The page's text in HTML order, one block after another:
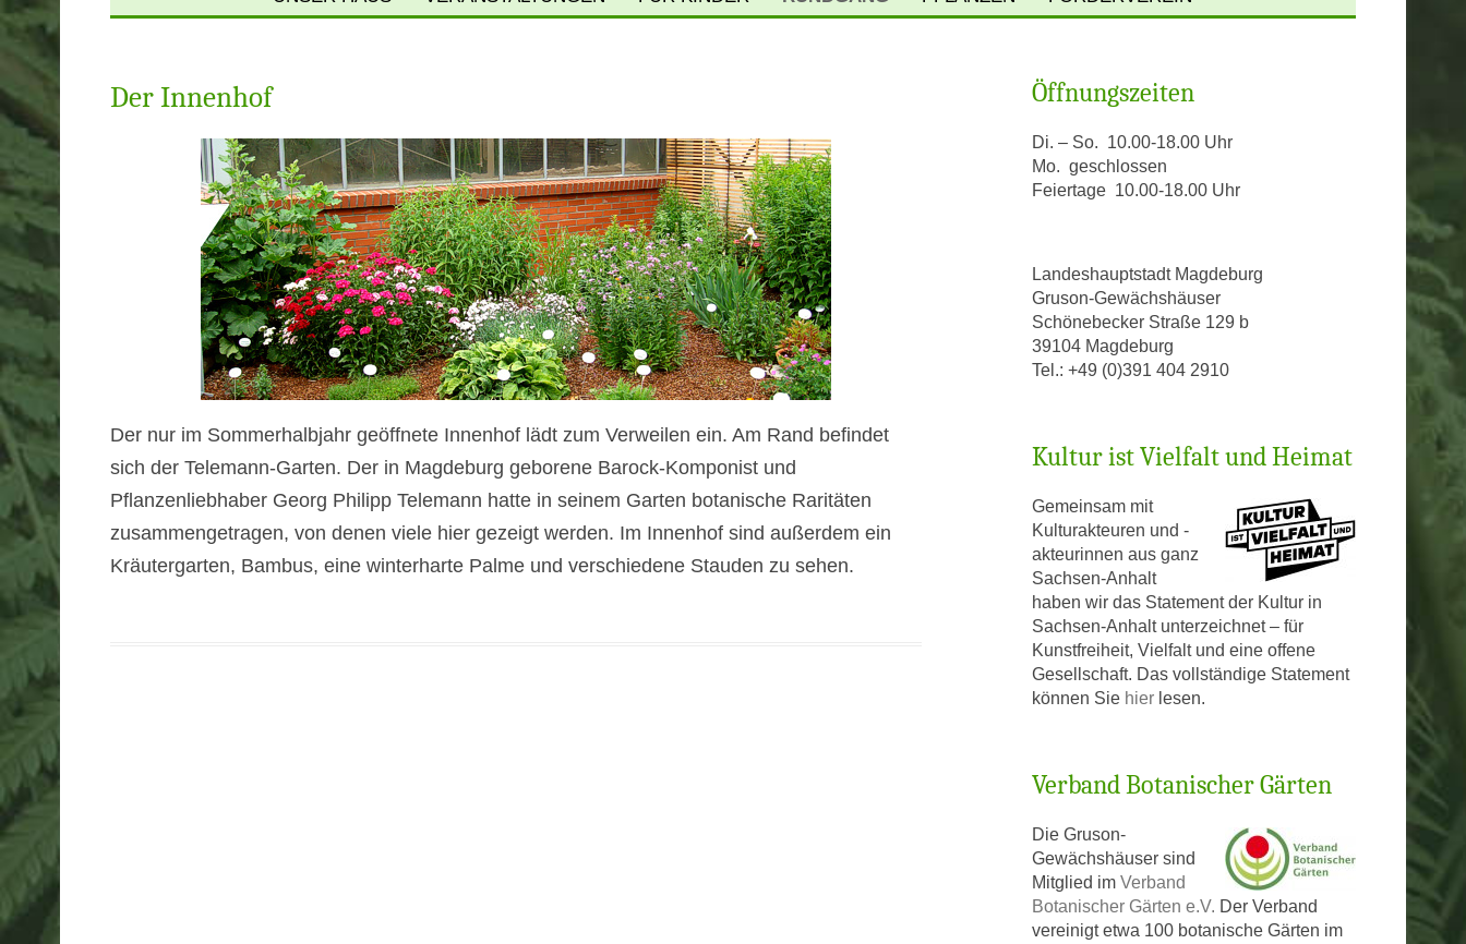
Inhalt
FÜHRUNGEN
VERMIETUNG
GESCHICHTE BAUGESCHICHTE
HERMANN GRUSON
NEWSLETTER
NEWSARCHIV
ENTDECKER-RUCKSACK
ENTDECKER-BUCH
TROCKENE SUBTROPEN
KLEINES TROPENHAUS
KÖNIGIN-DER-NACHT-HAUS
PATENSCHAFTEN
INDEX SEMINUM
RÜCKBLICK TITANENWURZ
SPENDEN
Der Innenhof
Der nur im Sommerhalbjahr geöffnete Innenhof lädt zum Verweilen ein. Am Rand befindet
sich der Telemann-Garten. Der in Magdeburg geborene Barock-Komponist und
Pflanzenliebhaber Georg Philipp Telemann hatte in seinem Garten botanische Raritäten
zusammengetragen, von denen viele hier gezeigt werden. Im Innenhof sind außerdem ein
Kräutergarten, Bambus, eine winterharte Palme und verschiedene Stauden zu sehen.
Öffnungszeiten
Di. – So. 10.00-18.00 Uhr
Mo. geschlossen
Feiertage 10.00-18.00 Uhr
Landeshauptstadt Magdeburg
Gruson-Gewächshäuser
Schönebecker Straße 129 b
39104 Magdeburg
Tel.: +49 (0)391 404 2910
Kultur ist Vielfalt und Heimat
Gemeinsam mit
Kulturakteuren und -
akteurinnen aus ganz
Sachsen-Anhalt
haben wir das Statement der Kultur in
Sachsen-Anhalt unterzeichnet – für
Kunstfreiheit, Vielfalt und eine offene
Gesellschaft. Das vollständige Statement
können Sie hier lesen.
Verband Botanischer Gärten
Die Gruson-
Gewächshäuser sind
Mitglied im Verband
Botanischer Gärten e.V. Der Verband
vereinigt etwa 100 botanische Gärten im